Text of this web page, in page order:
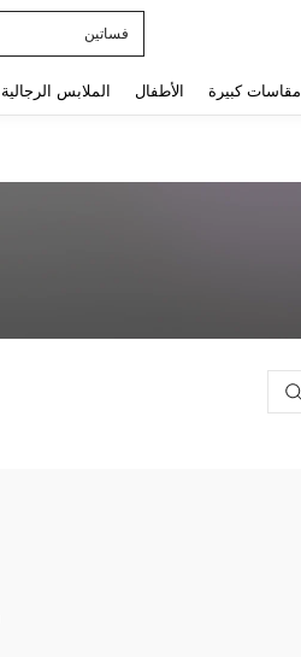
فساتين
مقاسات كبيرة الأطفال الملابس الرجالية